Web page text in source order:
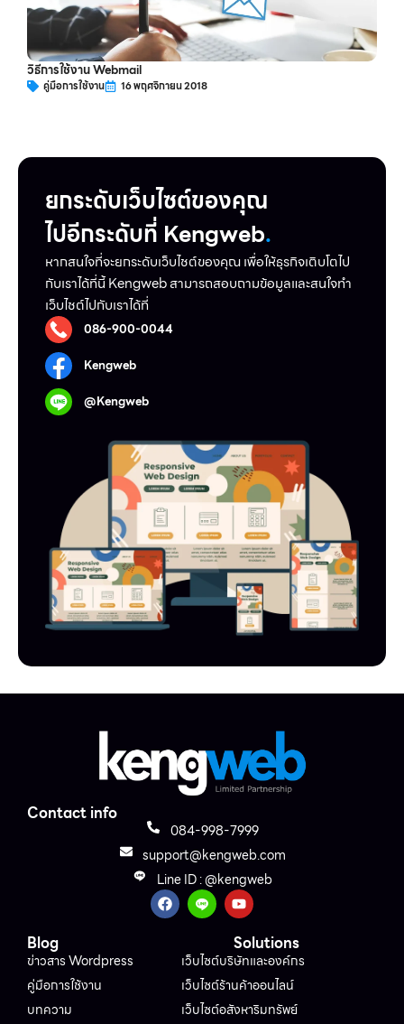
วิธีการใช้งาน Webmail
คู่มือการใช้งาน 16 พฤศจิกายน 2018
ยกระดับเว็บไซต์ของคุณ
ไปอีกระดับที่ Kengweb.
หากสนใจที่จะยกระดับเว็บไชต์ของคุณ เพื่อให้ธุรกิจเติบโตไป
กับเราได้ที่นี้ Kengweb สามารถสอบถามข้อมูลและสนใจทำ
เว็บไชต์ไปกับเราได้ที่
086-900-0044
Kengweb
@Kengweb
Contact info
084-998-7999
support@kengweb.com
Line ID : @kengweb
Blog
ข่าวสาร Wordpress
คู่มือการใช้งาน
บทความ
Solutions
เว็บไซต์บริษัทและองค์กร
เว็บไซต์ร้านค้าออนไลน์
เว็บไซต์อสังหาริมทรัพย์